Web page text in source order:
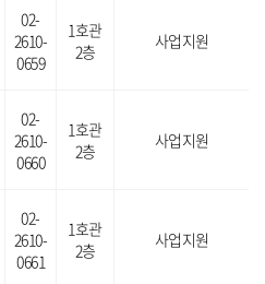
02-
2610-
0659
1호관
2층
사업지원
02-
2610-
0660
1호관
2층
사업지원
02-
2610-
0661
1호관
2층
사업지원